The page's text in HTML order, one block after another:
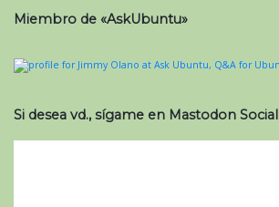
Miembro de «AskUbuntu»
Si desea vd., sígame en Mastodon Social